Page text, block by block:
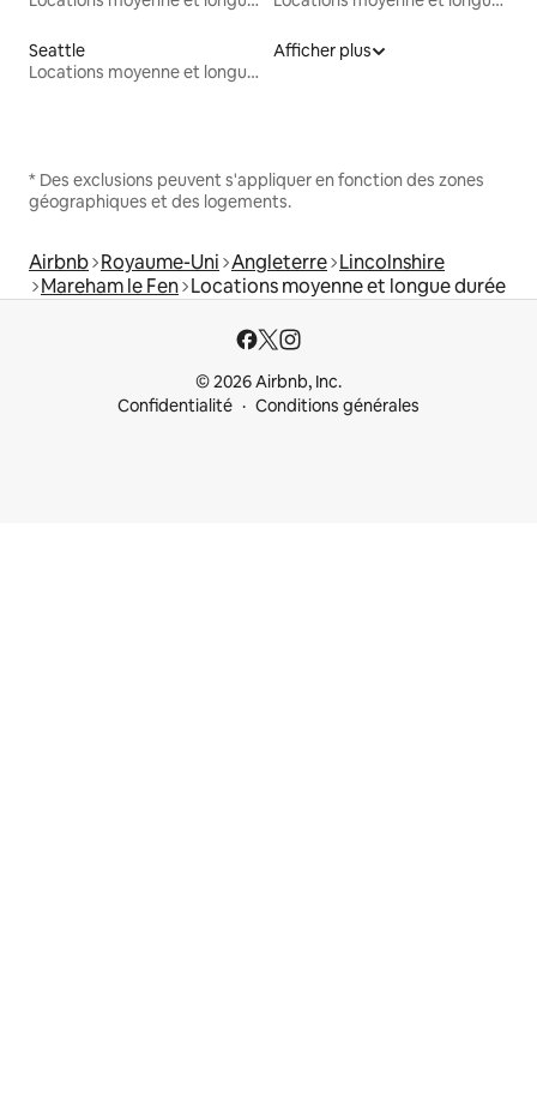
Seattle
Locations moyenne et longue durée
Afficher plus
* Des exclusions peuvent s'appliquer en fonction des zones
géographiques et des logements.
Airbnb Royaume-Uni Angleterre Lincolnshire
Mareham le Fen Locations moyenne et longue durée
© 2026 Airbnb, Inc.
Confidentialité
Conditions générales